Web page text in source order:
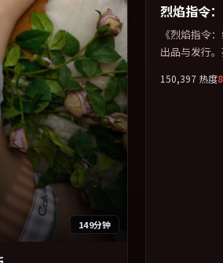
149分钟
烈焰指令
《烈焰指令
出品与发行
事上的共情
150,397 热度